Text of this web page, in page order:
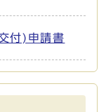
付)申請書